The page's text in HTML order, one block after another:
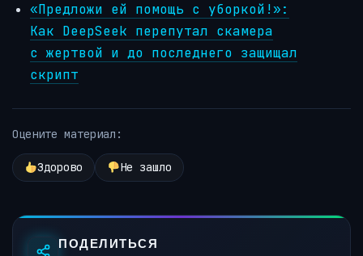
«Предложи ей помощь с уборкой!»:
Как DeepSeek перепутал скамера
с жертвой и до последнего защищал
скрипт
Оцените материал:
Здорово Не зашло
ПОДЕЛИТЬСЯ